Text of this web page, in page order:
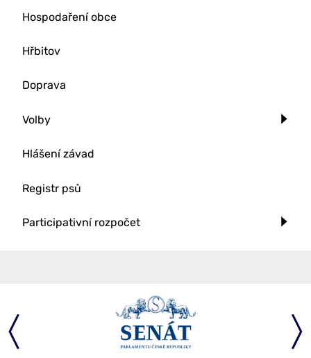
Hospodaření obce
Hřbitov
Doprava
Volby
Hlášení závad
Registr psů
Participativní rozpočet